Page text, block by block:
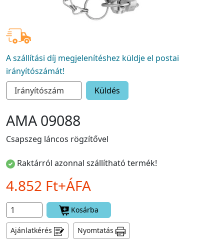
A szállítási díj megjelenítéshez küldje el postai
irányítószámát!
Küldés
AMA 09088
Csapszeg láncos rögzítővel
Raktárról azonnal szállítható termék!
4.852 Ft+ÁFA
Kosárba
Ajánlatkérés Nyomtatás